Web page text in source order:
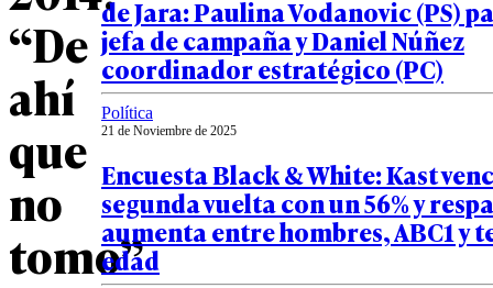
“De
ahí
que
no
tomo”
de Jara: Paulina Vodanovic (PS)
jefa de campaña y Daniel Núñez
coordinador estratégico (PC)
Política
21 de Noviembre de 2025
Encuesta Black & White: Kast
segunda vuelta con un 56% y
aumenta entre hombres, ABC1 y
edad